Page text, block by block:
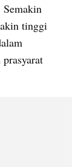
tinggi